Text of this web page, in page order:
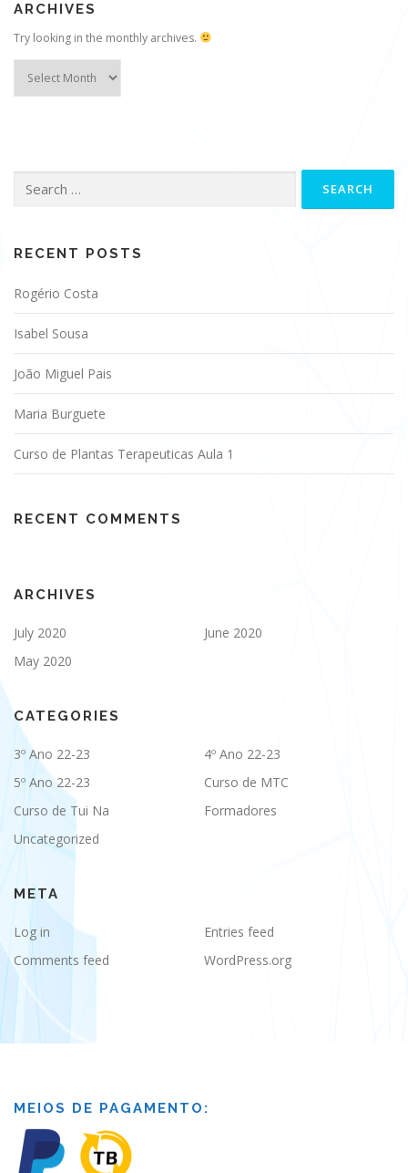
ARCHIVES
Try looking in the monthly archives.
for:
RECENT POSTS
Rogério Costa
Isabel Sousa
João Miguel Pais
Maria Burguete
Curso de Plantas Terapeuticas Aula 1
RECENT COMMENTS
ARCHIVES
July 2020
June 2020
May 2020
CATEGORIES
3º Ano 22-23
4º Ano 22-23
5º Ano 22-23
Curso de MTC
Curso de Tui Na
Formadores
Uncategorized
META
Log in
Entries feed
Comments feed
WordPress.org
MEIOS DE PAGAMENTO: